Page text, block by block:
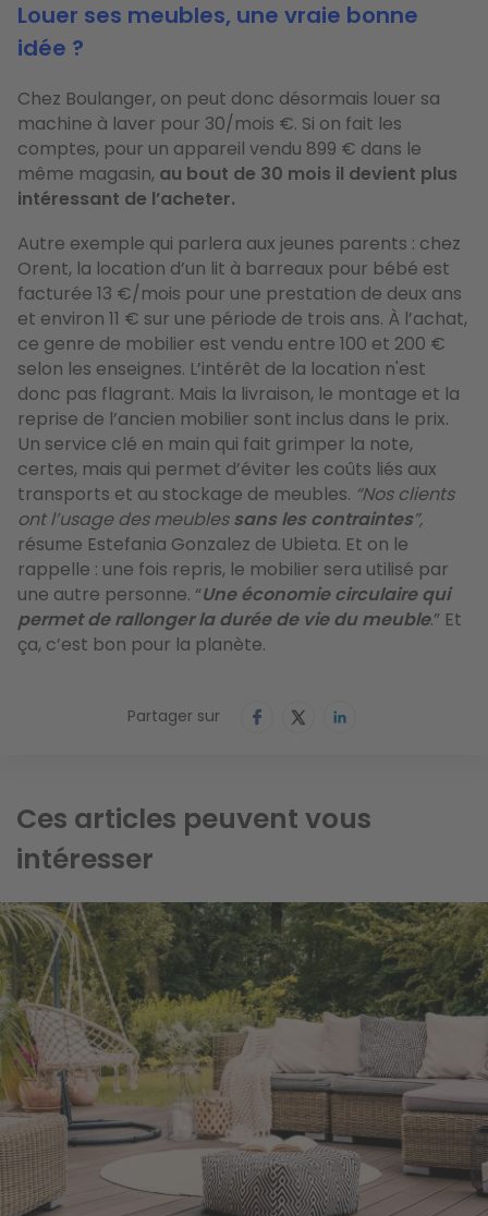
Louer ses meubles, une vraie bonne
idée ?
Chez Boulanger, on peut donc désormais louer sa
machine à laver pour 30/mois €. Si on fait les
comptes, pour un appareil vendu 899 € dans le
même magasin, au bout de 30 mois il devient plus
intéressant de l’acheter.
Autre exemple qui parlera aux jeunes parents : chez
Orent, la location d’un lit à barreaux pour bébé est
facturée 13 €/mois pour une prestation de deux ans
et environ 11 € sur une période de trois ans. À l’achat,
ce genre de mobilier est vendu entre 100 et 200 €
selon les enseignes. L’intérêt de la location n'est
donc pas flagrant. Mais la livraison, le montage et la
reprise de l’ancien mobilier sont inclus dans le prix.
Un service clé en main qui fait grimper la note,
certes, mais qui permet d’éviter les coûts liés aux
transports et au stockage de meubles. “Nos clients
ont l’usage des meublessans les contraintes”,
résume Estefania Gonzalez de Ubieta. Et on le
rappelle : une fois repris, le mobilier sera utilisé par
une autre personne. “Une économie circulaire qui
permet de rallonger la durée de vie du meuble.” Et
ça, c’est bon pour la planète.
Partager sur
Ces articles peuvent vous
intéresser
Image